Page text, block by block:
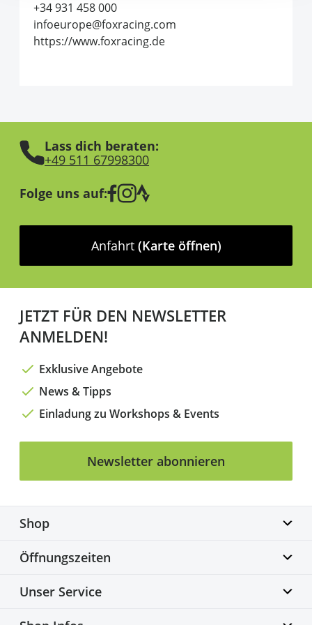
+34 931 458 000
infoeurope@foxracing.com
https://www.foxracing.de
Lass dich beraten:
+49 511 67998300
Folge uns auf:
Anfahrt (Karte öffnen)
JETZT FÜR DEN NEWSLETTER
ANMELDEN!
Exklusive Angebote
News & Tipps
Einladung zu Workshops & Events
Newsletter abonnieren
Shop
Biketime GmbH
Alter Flughafen 7a
info@biketime.de
Öffnungszeiten
Dienstag – Freitag
Unser Service